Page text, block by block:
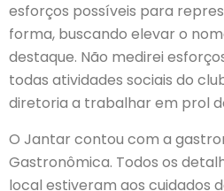
esforços possíveis para
forma, buscando elevar o
destaque. Não medirei
todas atividades sociais do
diretoria a trabalhar em prol
O Jantar contou com a
Gastronômica. Todos os
local estiveram aos cuidados